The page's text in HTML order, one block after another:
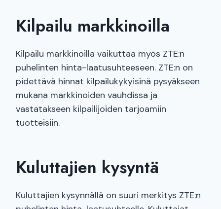
Kilpailu markkinoilla
Kilpailu markkinoilla vaikuttaa myös ZTE:n
puhelinten hinta-laatusuhteeseen. ZTE:n on
pidettävä hinnat kilpailukykyisinä pysyäkseen
mukana markkinoiden vauhdissa ja
vastatakseen kilpailijoiden tarjoamiin
tuotteisiin.
Kuluttajien kysyntä
Kuluttajien kysynnällä on suuri merkitys ZTE:n